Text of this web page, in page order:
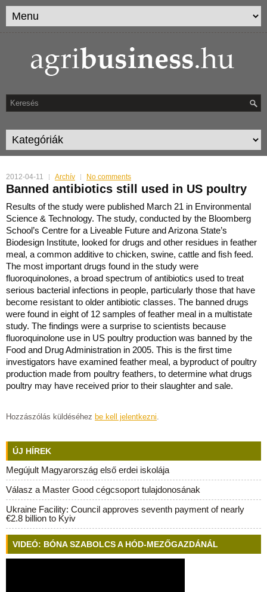
2012-04-11 Archív No comments
Banned antibiotics still used in US poultry
Results of the study were published March 21 in Environmental
Science & Technology. The study, conducted by the Bloomberg
School’s Centre for a Liveable Future and Arizona State’s
Biodesign Institute, looked for drugs and other residues in feather
meal, a common additive to chicken, swine, cattle and fish feed.
The most important drugs found in the study were
fluoroquinolones, a broad spectrum of antibiotics used to treat
serious bacterial infections in people, particularly those that have
become resistant to older antibiotic classes. The banned drugs
were found in eight of 12 samples of feather meal in a multistate
study. The findings were a surprise to scientists because
fluoroquinolone use in US poultry production was banned by the
Food and Drug Administration in 2005. This is the first time
investigators have examined feather meal, a byproduct of poultry
production made from poultry feathers, to determine what drugs
poultry may have received prior to their slaughter and sale.
Hozzászólás küldéséhez be kell jelentkezni.
ÚJ HÍREK
Megújult Magyarország első erdei iskolája
Válasz a Master Good cégcsoport tulajdonosának
Ukraine Facility: Council approves seventh payment of nearly
€2.8 billion to Kyiv
VIDEÓ: BÓNA SZABOLCS A HÓD-MEZŐGAZDÁNÁL